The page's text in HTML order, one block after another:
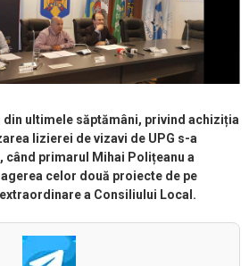
ultimele săptămâni, privind achiziția
lizierei de vizavi de UPG s-a
primarul Mihai Polițeanu a
celor două proiecte de pe
a Consiliului Local.